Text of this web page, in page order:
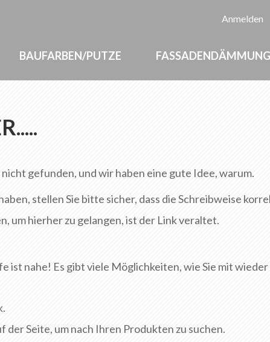
Anmelden
BAUFARBEN/PUTZE FASSADENDÄMMUNG
gefunden, und wir haben eine gute Idee, warum.
stellen Sie bitte sicher, dass die Schreibweise
um hierher zu gelangen, ist der Link veraltet.
ist nahe! Es gibt viele Möglichkeiten, wie Sie mit
der Seite, um nach Ihren Produkten zu suchen.